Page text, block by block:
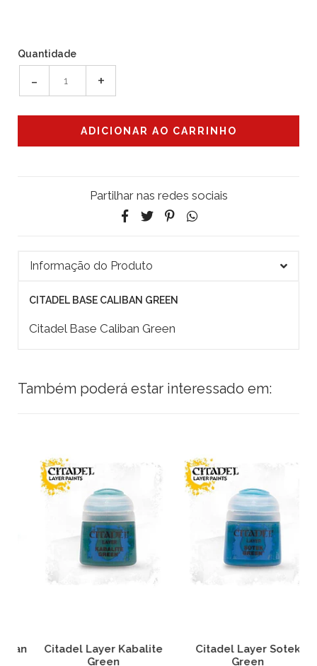
Quantidade
- +
Partilhar nas redes sociais
Informação do Produto
CITADEL BASE CALIBAN GREEN
Citadel Base Caliban Green
Também poderá estar interessado em:
Citadel Layer Kabalite
Green
Citadel Layer Sotek
Green